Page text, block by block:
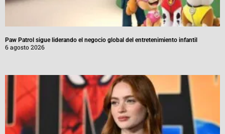
Paw Patrol sigue liderando el negocio global del entretenimiento infantil
6 agosto 2026